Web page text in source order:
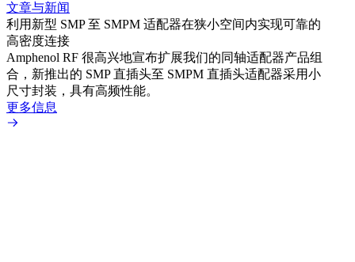
文章与新闻
利用新型 SMP 至 SMPM 适配器在狭小空间内实现可靠的
高密度连接
Amphenol RF 很高兴地宣布扩展我们的同轴适配器产品组
合，新推出的 SMP 直插头至 SMPM 直插头适配器采用小
尺寸封装，具有高频性能。
更多信息